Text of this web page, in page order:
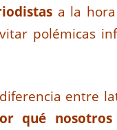
a la
polémicas
entre
qué